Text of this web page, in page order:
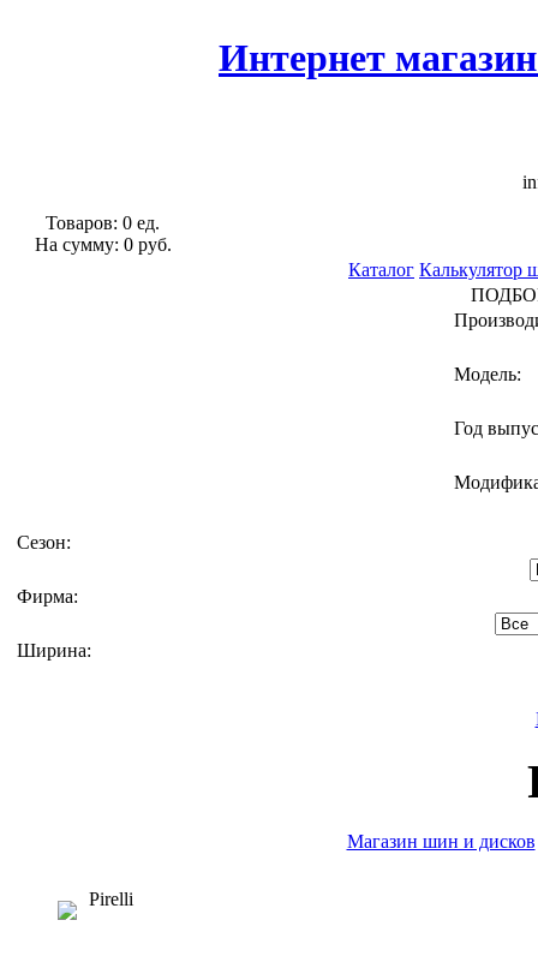
Интернет
Товаров: 0 ед.
На сумму: 0 руб.
Каталог Калькулятор
Модель:
Год
Сезон:
Фирма:
Ширина:
Магазин шин и дисков
Pirelli